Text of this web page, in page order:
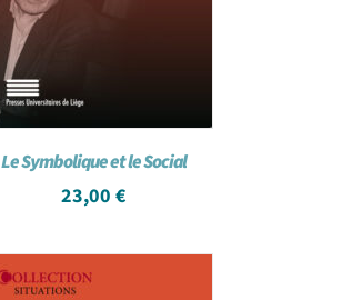
Le Symbolique et le Social
23,00 €